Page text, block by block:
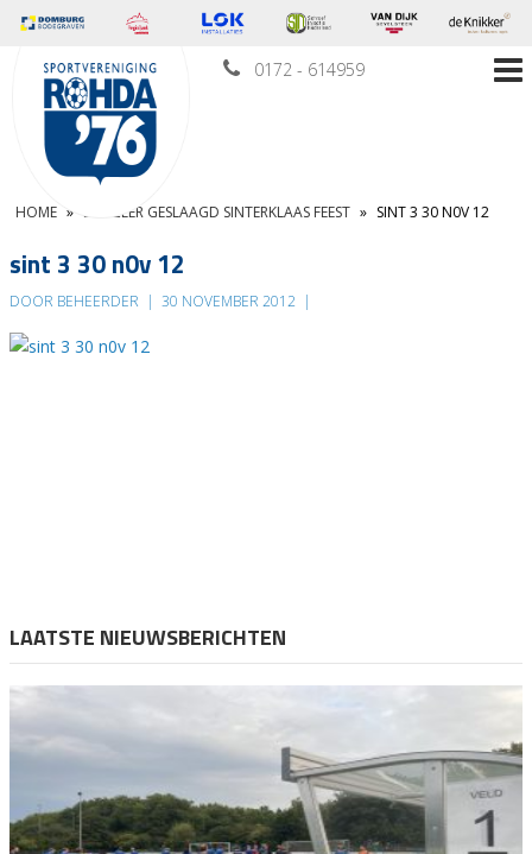
0172 - 614959
HOME » EEN ZEER GESLAAGD SINTERKLAAS FEEST » SINT 3 30 N0V 12
sint 3 30 n0v 12
DOOR BEHEERDER | 30 NOVEMBER 2012 |
LAATSTE NIEUWSBERICHTEN